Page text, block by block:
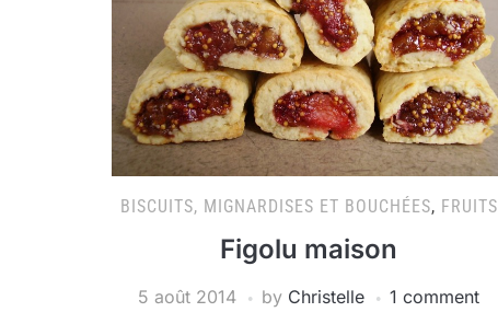
BISCUITS, MIGNARDISES ET BOUCHÉES, FRUITS
Figolu maison
5 août 2014 by Christelle 1 comment